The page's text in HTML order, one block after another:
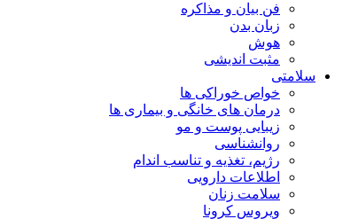
فن بیان و مذاکره
زبان بدن
هوش
مثبت اندیشی
سلامتی
خواص خوراکی ها
درمان های خانگی و بیماری ها
زیبایی پوست و مو
روانشناسی
رژیم، تغذیه و تناسب اندام
اطلاعات دارویی
سلامت زنان
ویروس کرونا